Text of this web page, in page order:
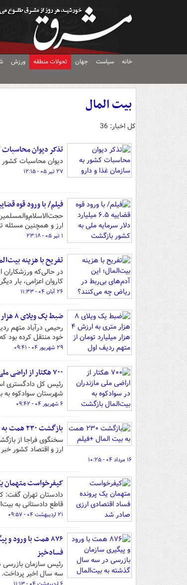
خانه سیاست جهان تحولات منطقه ورزش
بیت المال
کل اخبار: 36
تذکر دیوان محاسبات
دیوان محاسبات کشور
۲۷ تیر ۰۵ - ۱۲:۱۵
فیلم/ با ورود قوه قضاییه ۶.۵ میلیارد دلار سرمایه ملی به کشور
ارز و همچنین مسئله تراستی‌ها
۱ تیر ۰۵ - ۲۳:۱۸
تفریح با هزینه
در حالی‌که ورزشکاران
کاروان اعزامی، بار
۲۶ آبان ۰۴ - ۱۱:۳۳
ضبط یک ویلای ۸ هزار متری به ارزش ۴ هزار میلیارد تومان از متهم ردیف اول پرونده چای دبش+ عکس و فیلم
خود منتقل کرده بود
۲۹ شهریور ۰۴ - ۰۹:۴۱
۷۰۰ هکتار از اراضی ملی مازندران در سوادکوه به بیت‌المال بازگشت
شهرستان سوادکوه به
۶ شهریور ۰۴ - ۰۹:۴۲
بازگشت ۲۳۰ همت به بیت المال +فیلم
ارز و اقتصاد کشور
۱۶ مرداد ۰۴ - ۱۰:۲۵
کیفرخواست متهمان
قاطع دادستانی به
۲۱ اردیبهشت ۰۴ - ۰۹:۵۷
فسادخیز
رئیس سازمان
سه سال اخیر پرداخت.